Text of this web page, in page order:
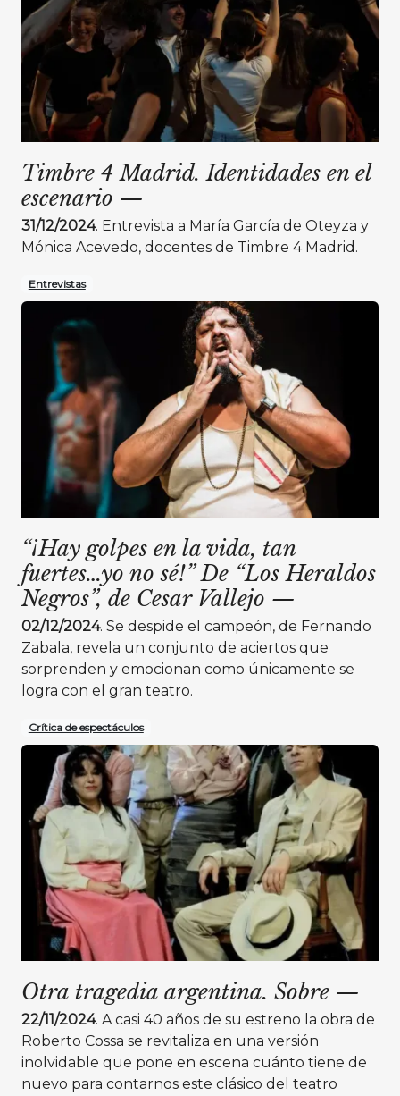
Timbre 4 Madrid. Identidades en el
escenario —
31/12/2024. Entrevista a María García de Oteyza y
Mónica Acevedo, docentes de Timbre 4 Madrid.
Entrevistas
“¡Hay golpes en la vida, tan
fuertes…yo no sé!” De “Los Heraldos
Negros”, de Cesar Vallejo —
02/12/2024. Se despide el campeón, de Fernando
Zabala, revela un conjunto de aciertos que
sorprenden y emocionan como únicamente se
logra con el gran teatro.
Crítica de espectáculos
Otra tragedia argentina. Sobre —
22/11/2024. A casi 40 años de su estreno la obra de
Roberto Cossa se revitaliza en una versión
inolvidable que pone en escena cuánto tiene de
nuevo para contarnos este clásico del teatro